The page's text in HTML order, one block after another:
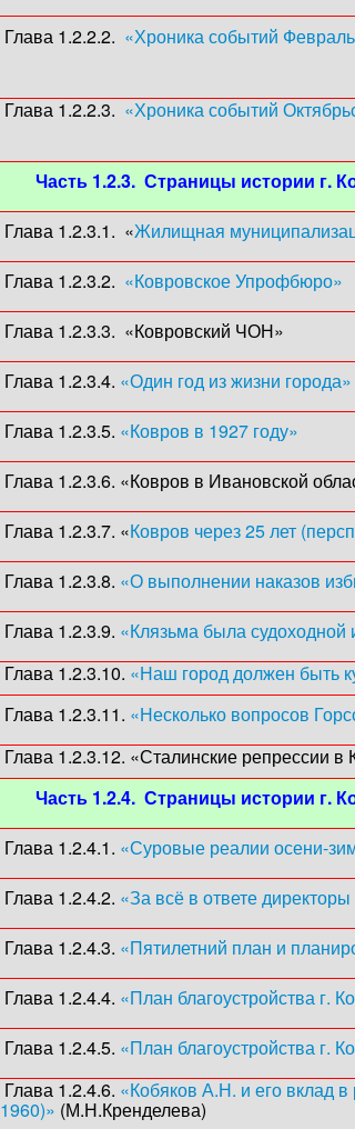
Глава 1.2.2.2. «Хроника событий
(1917) (О.
Глава 1.2.2.3. «Хроника событий
(1917) (О.
Часть 1.2.3. Страницы истории г.
Глава 1.2.3.1. «Жилищная
Глава 1.2.3.2. «Ковровское Упрофбюро»
Глава 1.2.3.3. «Ковровский
Глава 1.2.3.4. «Один год из жизни города»
Глава 1.2.3.5. «Ковров в 1927 году»
Глава 1.2.3.6. «Ковров в Ивановской
Глава 1.2.3.7. «Ковров через 25 лет
Глава 1.2.3.8. «О выполнении наказов
Глава 1.2.3.9. «Клязьма была судоходной
Глава 1.2.3.10. «Наш город должен быть
Глава 1.2.3.11. «Несколько вопросов
Глава 1.2.3.12. «Сталинские
Часть 1.2.4. Страницы истории г.
Глава 1.2.4.1. «Суровые реалии осени-
Глава 1.2.4.2. «За всё в ответе
Глава 1.2.4.3. «Пятилетний план и
Глава 1.2.4.4. «План благоустройства г.
Глава 1.2.4.5. «План благоустройства г.
Глава 1.2.4.6. «Кобяков А.Н. и его вклад
1960)» (М.Н.Кренделева)